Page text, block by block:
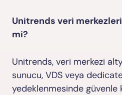
Unitrends veri
mi?
Unitrends, veri merkezi
sunucu, VDS veya
yedeklenmesinde güvenle